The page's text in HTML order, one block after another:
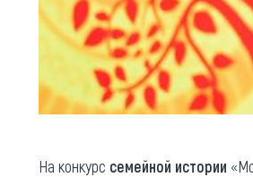
На конкурс семейной истории